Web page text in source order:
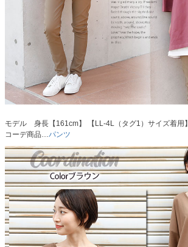
モデル 身長【161cm】 【LL-4L（タグ1）サイズ着用】
コーデ商品… パンツ